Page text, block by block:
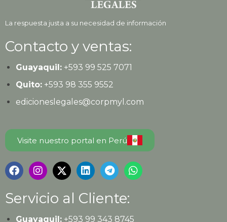
La respuesta justa a su necesidad de información
Contacto y ventas:
Guayaquil:+593 99 525 7071
Quito:+593 98 355 9552
edicioneslegales@corpmyl.com
Visite nuestro portal en Perú
Servicio al Cliente:
Guayaquil:+593 99 343 8745